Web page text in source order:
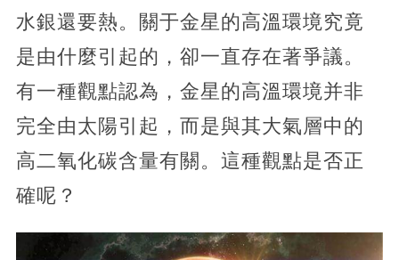
水銀還要熱。關于金星的高溫環境究竟
是由什麼引起的，卻一直存在著爭議。
有一種觀點認為，金星的高溫環境并非
完全由太陽引起，而是與其大氣層中的
高二氧化碳含量有關。這種觀點是否正
確呢？